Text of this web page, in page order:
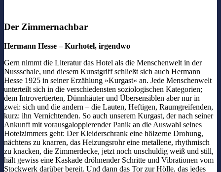
Der Zimmernachbar
Hermann Hesse – Kurhotel, irgendwo
Gern nimmt die Literatur das Hotel als die Menschenwelt in der
Nussschale, und diesem Kunstgriff schließt sich auch Hermann
Hesse 1925 in seiner Erzählung »Kurgast« an. Jede Menschenwelt
unterteilt sich in die verschiedensten soziologischen Kategorien;
dem Introvertierten, Dünnhäuter und Übersensiblen aber nur in
zwei: sich und die andern – die Lauten, Heftigen, Raumgreifenden,
kurz: ihn Vernichtenden. So auch unserem Kurgast, der nach seiner
Ankunft mit vorausgaloppierender Panik an die Auswahl seines
Hotelzimmers geht: Der Kleiderschrank eine hölzerne Drohung,
nächtens zu knarren, das Heizungsrohr eine metallene, rhythmisch
zu knacken, die Zimmerdecke, jetzt noch unschuldig weiß und still,
hält gewiss eine Kaskade dröhnender Schritte und Vibrationen vom
Stockwerk darüber bereit. Und dann das Tor zur Hölle, das jedes